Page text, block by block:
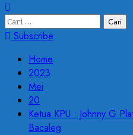
Subscribe
Home
2023
Mei
20
Ketua KPU : Johnny G
Bacaleg